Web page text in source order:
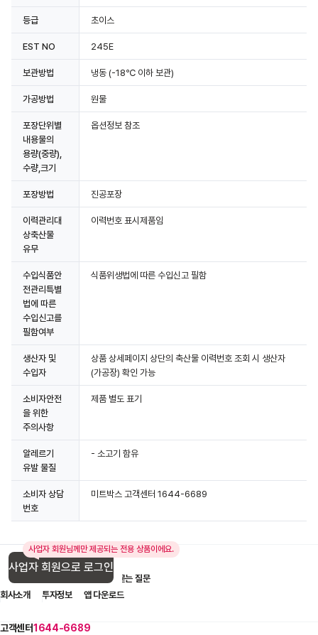
등급 초이스
EST NO 245E
보관방법 냉동 (-18℃ 이하 보관)
가공방법 원물
포장단위별
내용물의
용량(중량),
수량,크기
옵션정보 참조
포장방법 진공포장
이력관리대
상축산물
유무
이력번호 표시제품임
수입식품안
전관리특별
법에 따른
수입신고를
필함여부
식품위생법에 따른 수입신고 필함
생산자 및
수입자
상품 상세페이지 상단의 축산물 이력번호 조회 시 생산자
(가공장) 확인 가능
소비자안전
을 위한
주의사항
제품 별도 표기
알레르기
유발 물질
- 소고기 함유
소비자 상담
번호
미트박스 고객센터 1644-6689
사업자 회원님께만 제공되는 전용 상품이에요.
사업자 회원으로 로그인
고객센터1644-6689
입점 제휴 문의
자주 묻는 질문
회사소개
투자정보 앱 다운로드